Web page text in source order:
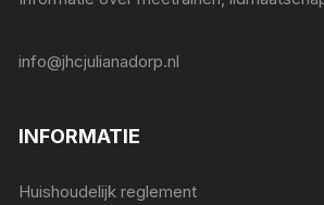
Informatie over meetrainen, lidmaatschap:
info@jhcjulianadorp.nl